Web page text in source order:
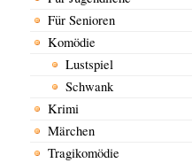
Für Senioren
Komödie
Lustspiel
Schwank
Krimi
Märchen
Tragikomödie